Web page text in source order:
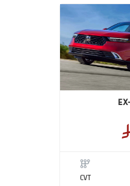
CVT